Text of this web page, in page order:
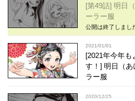
[第49話] 明日
ーラー服
公開は終了しまし
2021/01/01
[2021年今年も
す！] 明日（
ラー服
2020/12/25